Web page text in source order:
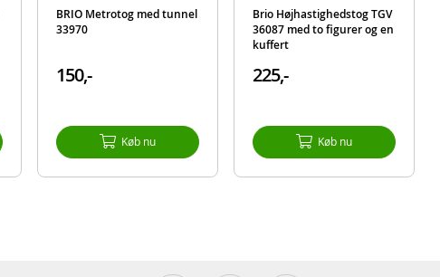
BRIO Metrotog med tunnel
33970
150,-
Køb nu
Brio Højhastighedstog TGV
36087 med to figurer og en
kuffert
225,-
Køb nu